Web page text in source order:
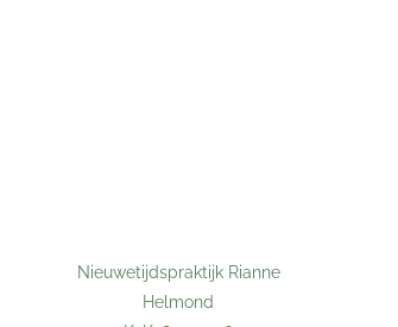
Nieuwetijdspraktijk Rianne
Helmond